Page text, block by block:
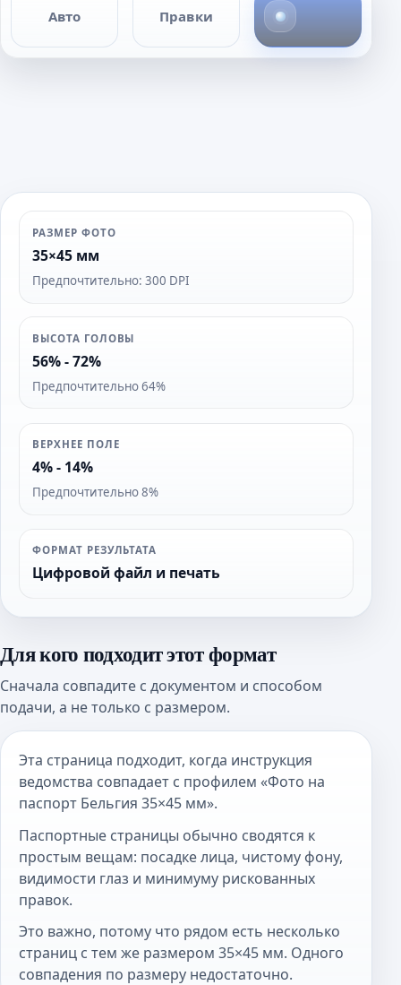
Авто Правки
РАЗМЕР ФОТО
35×45 мм
Предпочтительно: 300 DPI
ВЫСОТА ГОЛОВЫ
56% - 72%
Предпочтительно 64%
ВЕРХНЕЕ ПОЛЕ
4% - 14%
Предпочтительно 8%
ФОРМАТ РЕЗУЛЬТАТА
Цифровой файл и печать
Для кого подходит этот формат
Сначала совпадите с документом и способом
подачи, а не только с размером.
Эта страница подходит, когда инструкция
ведомства совпадает с профилем «Фото на
паспорт Бельгия 35×45 мм».
Паспортные страницы обычно сводятся к
простым вещам: посадке лица, чистому фону,
видимости глаз и минимуму рискованных
правок.
Это важно, потому что рядом есть несколько
страниц с тем же размером 35×45 мм. Одного
совпадения по размеру недостаточно.